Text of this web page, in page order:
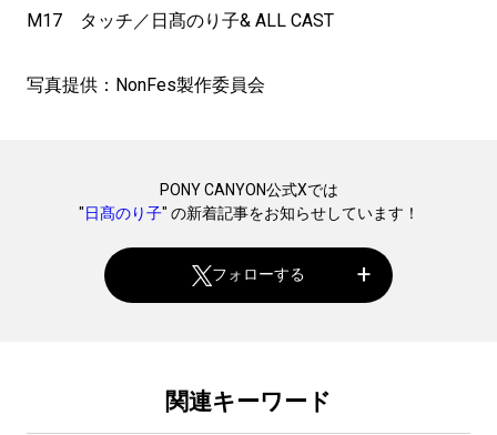
M17 タッチ／日髙のり子& ALL CAST
写真提供：NonFes製作委員会
PONY CANYON公式Xでは
"日髙のり子" の新着記事をお知らせしています！
フォローする
関連キーワード